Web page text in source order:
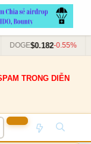
DOGE$0.182-0.55%
TRONG DIỄN